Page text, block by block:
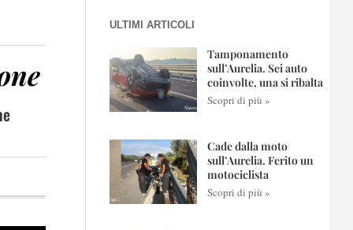
ULTIMI ARTICOLI
Tamponamento
sull’Aurelia. Sei auto
coinvolte, una si ribalta
Scopri di più »
Cade dalla moto
sull’Aurelia. Ferito un
motociclista
Scopri di più »